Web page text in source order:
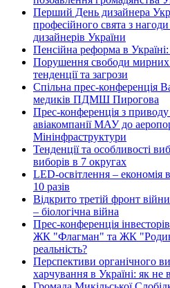
Перший День дизайнера
професійного свята з
дизайнерів України
Пенсійна реформа в
Порушення свободи мирних
тенденції та загрози
Спільна прес-конференція
медиків ПДМШ Пирогова
Прес-конференція з приводу
авіакомпанії МАУ до
Мінінфраструктури
Тенденції та особливості
виборів в 7 округах
LED-освітлення – економія
10 разів
Відкрито третій фронт
– біологічна війна
Прес-конференція
ЖК "Флагман" та ЖК
реальність?
Перспективи органічного
харчування в Україні: як